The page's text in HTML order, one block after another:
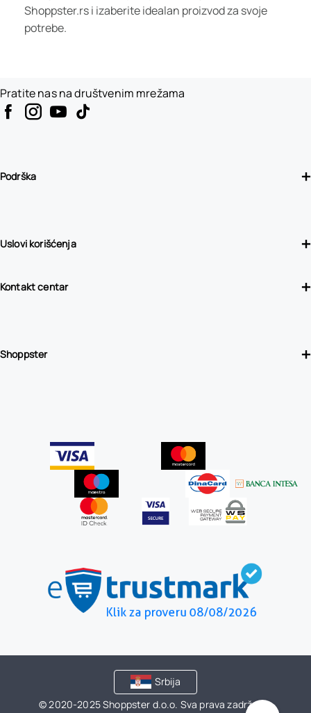
Shoppster.rs i izaberite idealan proizvod za svoje
potrebe.
Podrška
Uslovi korišćenja
Kontakt centar
Shoppster
Pratite nas na društvenim mrežama
Srbija
© 2020-2025 Shoppster d.o.o. Sva prava zadržana.